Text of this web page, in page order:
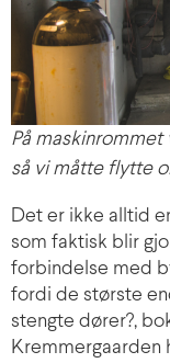
På
så vi måtte flytte
Det er ikke alltid
som faktisk blir
forbindelse med
fordi de største
stengte dører?,
Kremmergaarden